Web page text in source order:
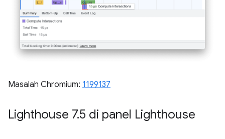
Masalah Chromium: 1199137
Lighthouse 7.5 di panel Lighthouse